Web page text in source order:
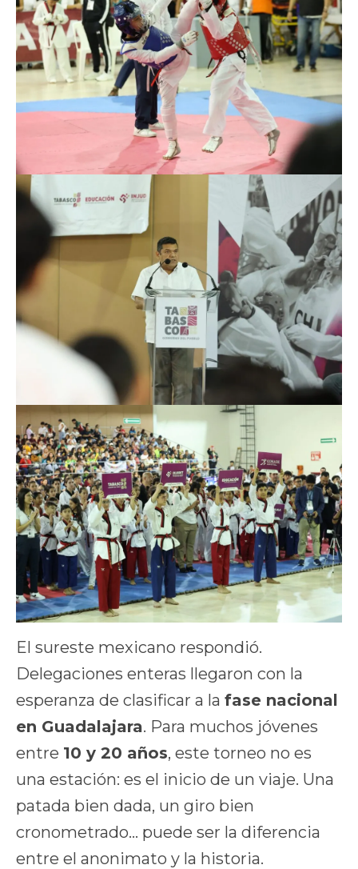
El sureste mexicano respondió.
Delegaciones enteras llegaron con la
esperanza de clasificar a la fase nacional
en Guadalajara. Para muchos jóvenes
entre 10 y 20 años, este torneo no es
una estación: es el inicio de un viaje. Una
patada bien dada, un giro bien
cronometrado… puede ser la diferencia
entre el anonimato y la historia.